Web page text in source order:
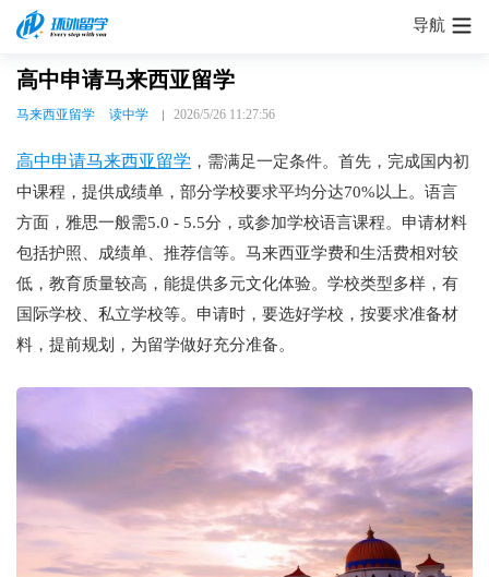
导航
高中申请马来西亚留学
马来西亚留学 读中学 2026/5/26 11:27:56
高中申请马来西亚留学 ，需满足一定条件。首先，完成国内初
中课程，提供成绩单，部分学校要求平均分达70%以上。语言
方面，雅思一般需5.0 - 5.5分，或参加学校语言课程。申请材料
包括护照、成绩单、推荐信等。马来西亚学费和生活费相对较
低，教育质量较高，能提供多元文化体验。学校类型多样，有
国际学校、私立学校等。申请时，要选好学校，按要求准备材
料，提前规划，为留学做好充分准备。